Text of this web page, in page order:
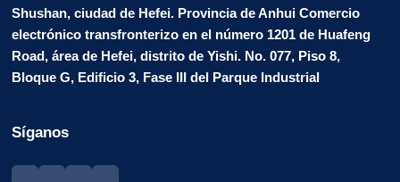
Shushan, ciudad de Hefei. Provincia de Anhui Comercio
electrónico transfronterizo en el número 1201 de Huafeng
Road, área de Hefei, distrito de Yishi. No. 077, Piso 8,
Bloque G, Edificio 3, Fase III del Parque Industrial
Síganos